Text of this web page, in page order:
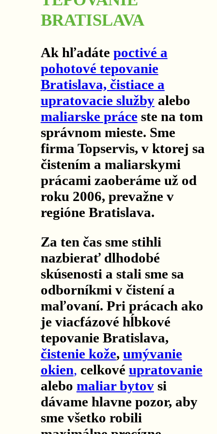
BRATISLAVA
Ak hľadáte poctivé a
pohotové tepovanie
Bratislava, čistiace a
upratovacie službyalebo
maliarske práceste na tom
správnom mieste. Sme
firma Topservis, v ktorej sa
čistením a maliarskymi
prácami zaoberáme už od
roku 2006, prevažne v
regióne Bratislava.
Za ten čas sme stihli
nazbierať dlhodobé
skúsenosti a stali sme sa
odborníkmi v čistení a
maľovaní. Pri prácach ako
je viacfázové hĺbkové
tepovanie Bratislava,
čistenie kože, umývanie
okien, celkové upratovanie
alebo maliar bytovsi
dávame hlavne pozor, aby
sme všetko robili